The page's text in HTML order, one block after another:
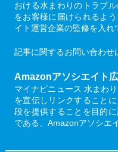
おける水まわりのトラブ
をお客様に届けられるよ
イト運営企業の監修を入れ
記事に関するお問い合わせ
Amazonアソシエイト
マイナビニュース 水まわ
を宣伝しリンクすること
段を提供することを目的
である、Amazonアソシエ